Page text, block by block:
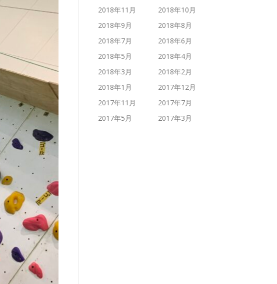
2018年11月
2018年10月
2018年9月
2018年8月
2018年7月
2018年6月
2018年5月
2018年4月
2018年3月
2018年2月
2018年1月
2017年12月
2017年11月
2017年7月
2017年5月
2017年3月